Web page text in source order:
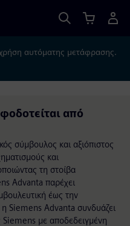
αυτόματης μετάφρασης.
από
σύμβουλος και αξιόπιστος
και
τη στοίβα
Advanta παρέχει
έως την
Siemens Advanta συνδυάζει
Siemens με αποδεδειγμένη